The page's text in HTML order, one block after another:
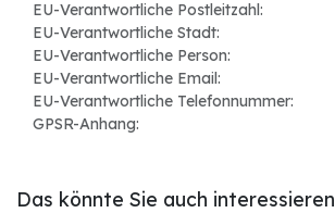
EU-Verantwortliche Postleitzahl:
EU-Verantwortliche Stadt:
EU-Verantwortliche Person:
EU-Verantwortliche Email:
EU-Verantwortliche Telefonnummer:
GPSR-Anhang:
Das könnte Sie auch interessieren